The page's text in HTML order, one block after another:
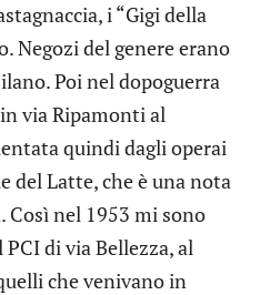
i “Gigi della
Negozi del genere erano
Poi nel dopoguerra
via Ripamonti al
quindi dagli operai
del Latte, che è una nota
Così nel 1953 mi sono
di via Bellezza, al
che venivano in